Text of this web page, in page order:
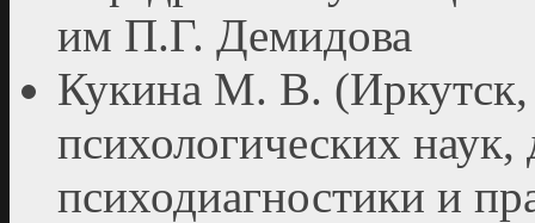
им П.Г. Демидова
Кукина М. В. (Иркутск,
психологических
психодиагностики и